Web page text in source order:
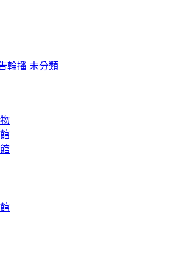
輪播 未分類